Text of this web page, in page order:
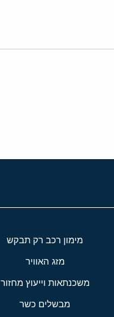
מימון רכב רק תבקש
מזג האוויר
משכנתאות וייעוץ מחזור
מבשלים כשר